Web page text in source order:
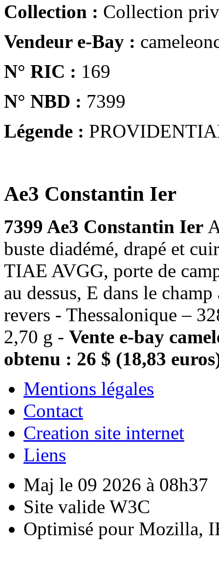
Collection : Collection
Vendeur e-Bay :
N° RIC : 169
N° NBD : 7399
Légende :
Ae3 Constantin Ier
7399 Ae3 Constantin Ier
buste diadémé, drapé et
TIAE AVGG, porte de
au dessus, E dans le
revers - Thessalonique –
2,70 g - Vente e-bay
obtenu : 26 $ (18,83
Mentions légales
Contact
Creation site internet
Liens
Maj le 09 2026 à 08h37
Site valide W3C
Optimisé pour Mozilla,